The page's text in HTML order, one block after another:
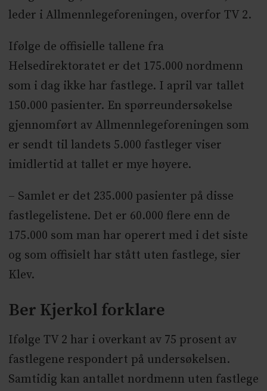
leder i Allmennlegeforeningen, overfor TV 2.
Ifølge de offisielle tallene fra
Helsedirektoratet er det 175.000 nordmenn
som i dag ikke har fastlege. I april var tallet
150.000 pasienter. En spørreundersøkelse
gjennomført av Allmennlegeforeningen som
er sendt til landets 5.000 fastleger viser
imidlertid at tallet er mye høyere.
– Samlet er det 235.000 pasienter på disse
fastlegelistene. Det er 60.000 flere enn de
175.000 som man har operert med i det siste
og som offisielt har stått uten fastlege, sier
Klev.
Ber Kjerkol forklare
Ifølge TV 2 har i overkant av 75 prosent av
fastlegene respondert på undersøkelsen.
Samtidig kan antallet nordmenn uten fastlege